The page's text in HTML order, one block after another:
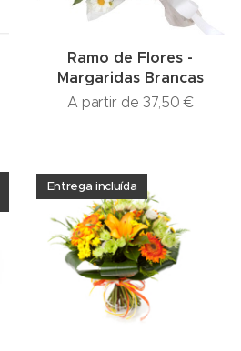
Ramo de Flores -
Margaridas Brancas
A partir de 37,50 €
Entrega incluída